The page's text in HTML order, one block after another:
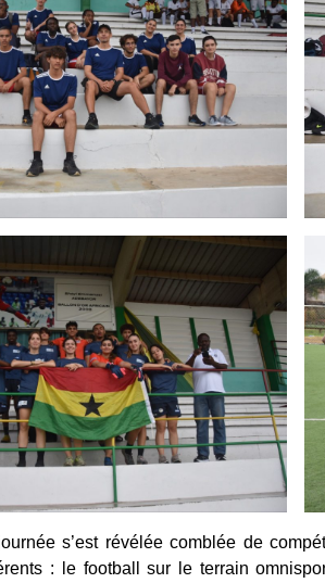
s’est révélée comblée de
: le football sur le terrain